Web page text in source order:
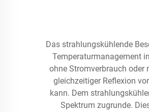
Das strahlungskühlende
Temperaturmanagement
ohne Stromverbrauch oder
gleichzeitiger Reflexion
kann. Dem
Spektrum zugrunde.